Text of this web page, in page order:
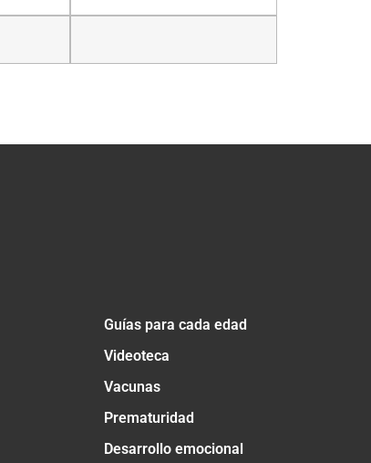
Guías para cada edad
Videoteca
Vacunas
Prematuridad
Desarrollo emocional